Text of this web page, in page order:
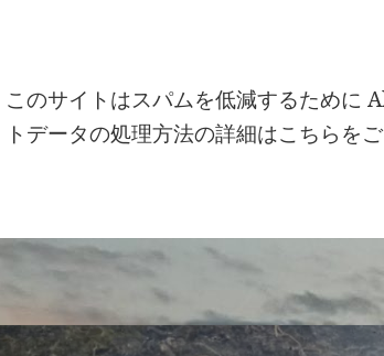
このサイトはスパムを低減するために
トデータの処理方法の詳細はこちらを